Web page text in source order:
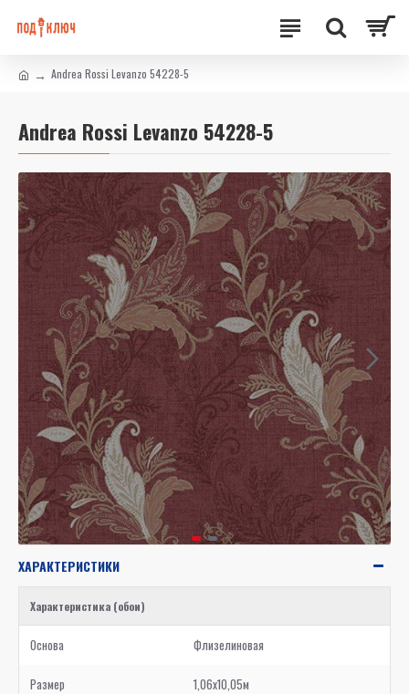
Andrea Rossi Levanzo 54228-5
Andrea Rossi Levanzo 54228-5
ХАРАКТЕРИСТИКИ
Характеристика (обои)
Основа Флизелиновая
Размер 1,06x10,05м